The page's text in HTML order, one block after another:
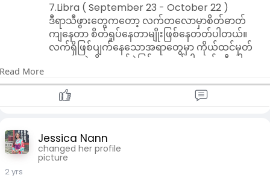
7.Libra ( September 23 - October 22 )
ဒီရာသီဖွားတွေကတော့ လက်တလောမှာစိတ်ဓာတ်
ကျနေတာ စိတ်ရှုပ်နေတာမျိုးဖြစ်နေတတ်ပါတယ်။
လက်ရှိဖြစ်ပျက်နေသောအရာတွေမှာ ကိုယ်ထင်မှတ်
ထားသကဲ့သို့ မဟုတ်ပဲဖြစ်နေတတ်ပါတယ်။ စီးပွါး
ဆုံးဖြတ်ချက်ချစရာများ သို့ ရွေးချယ်စရာများ ကြုံ
ရတတ်ပါတယ်။ ပညာရေးအနေနဲ့ မိမိလျှောက်ချင်
ပိုင်းနှင့်ပတ်သက်ပြီး သတိထားဖို့လိုပါမယ်။
နှလုံးသားရေးရာမှာတော့ အသင့်အတင့်ကောင်းမွန်ပြီး
Read More
Jessica Nann
changed her profile
picture
2 yrs